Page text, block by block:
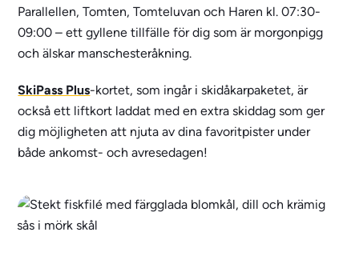
Parallellen, Tomten, Tomteluvan och Haren kl. 07:30-
09:00 – ett gyllene tillfälle för dig som är morgonpigg
och älskar manschesteråkning.
SkiPass Plus-kortet, som ingår i skidåkarpaketet, är
också ett liftkort laddat med en extra skiddag som ger
dig möjligheten att njuta av dina favoritpister under
både ankomst- och avresedagen!